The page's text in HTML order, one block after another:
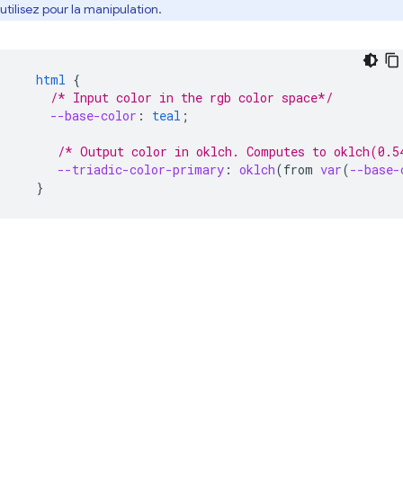
utilisez pour la manipulation.
html {
/* Input color in the rgb color space*/
--base-color : teal ;
/* Output color in oklch. Computes to
--triadic-color-primary : oklch(from var(--
}